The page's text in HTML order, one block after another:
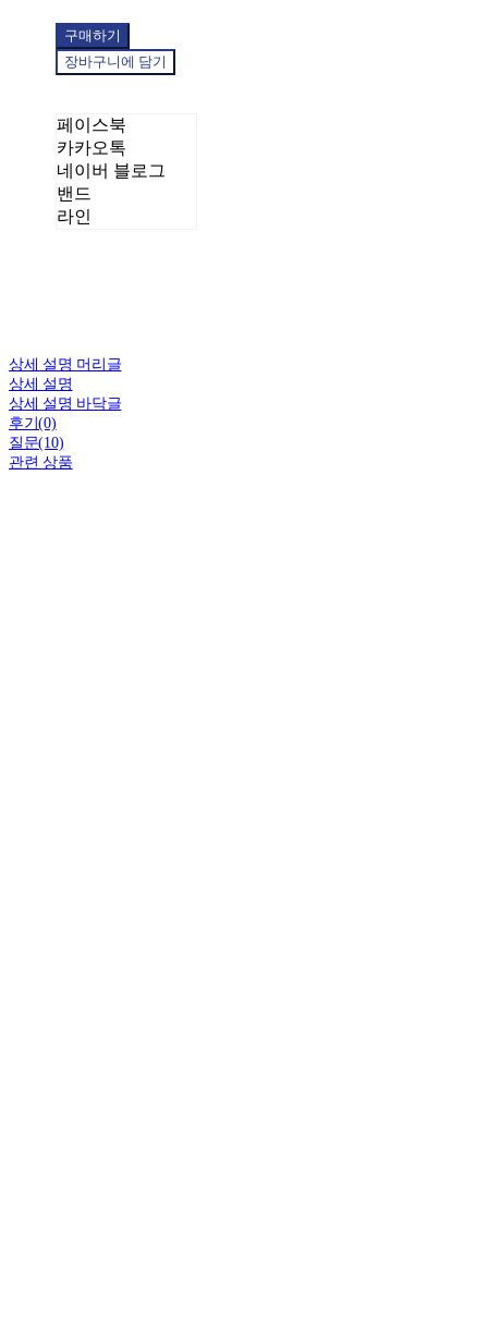
구매하기
장바구니에 담기
페이스북
카카오톡
네이버 블로그
밴드
라인
상세 설명 머리글
상세 설명
상세 설명 바닥글
후기(0)
질문(10)
관련 상품